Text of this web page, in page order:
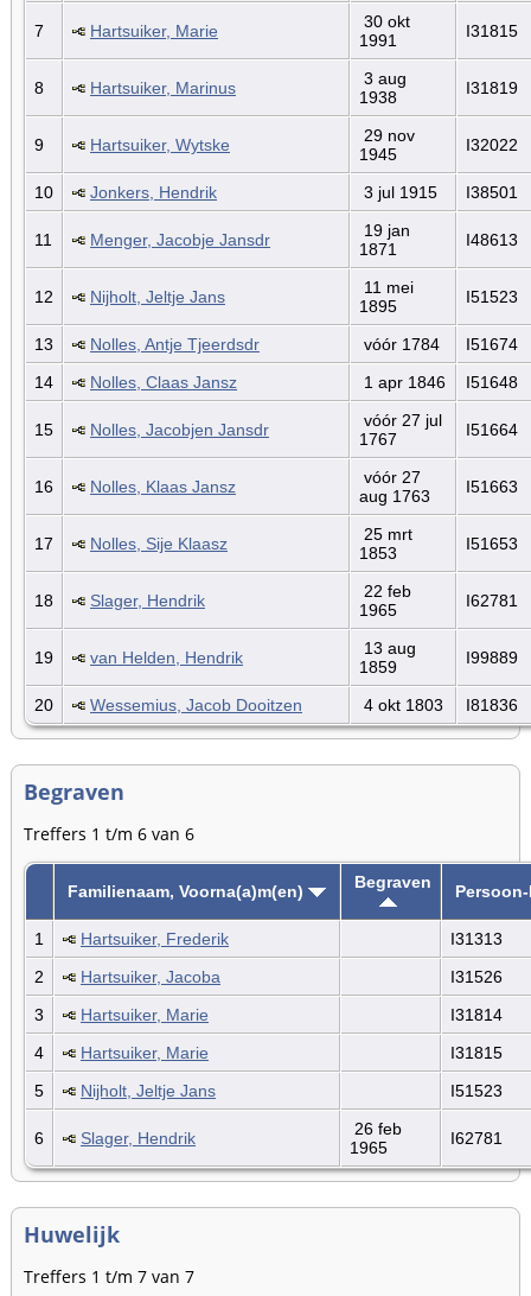
7 Hartsuiker, Marie
30 okt
1991
I31815
8 Hartsuiker, Marinus
3 aug
1938
I31819
9 Hartsuiker, Wytske
29 nov
1945
I32022
10 Jonkers, Hendrik 3 jul 1915 I38501
11 Menger, Jacobje Jansdr
19 jan
1871
I48613
12 Nijholt, Jeltje Jans
11 mei
1895
I51523
13 Nolles, Antje Tjeerdsdr vóór 1784
I51674
14
Nolles, Claas Jansz 1 apr 1846 I51648
15 Nolles, Jacobjen Jansdr
vóór 27 jul
1767
I51664
16 Nolles, Klaas Jansz
vóór 27
aug 1763
I51663
17 Nolles, Sije Klaasz
25 mrt
1853
I51653
18 Slager, Hendrik
22 feb
1965
I62781
19 van Helden, Hendrik
13 aug
1859
I99889
20 Wessemius, Jacob Dooitzen 4 okt 1803 I81836
Begraven
Treffers 1 t/m 6 van 6
Familienaam, Voorna(a)m(en) Begraven Persoon-
1 Hartsuiker, Frederik
I31313
2
Hartsuiker, Jacoba
I31526
3
Hartsuiker, Marie
I31814
4
Hartsuiker, Marie
I31815
5
Nijholt, Jeltje Jans I51523
6 Slager, Hendrik
26 feb
1965
I62781
Huwelijk
Treffers 1 t/m 7 van 7